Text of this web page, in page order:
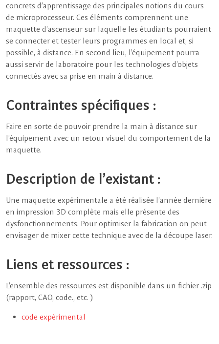
concrets d’apprentissage des principales notions du cours
de microprocesseur. Ces éléments comprennent une
maquette d’ascenseur sur laquelle les étudiants pourraient
se connecter et tester leurs programmes en local et, si
possible, à distance. En second lieu, l’équipement pourra
aussi servir de laboratoire pour les technologies d’objets
connectés avec sa prise en main à distance.
Contraintes spécifiques :
Faire en sorte de pouvoir prendre la main à distance sur
l’équipement avec un retour visuel du comportement de la
maquette.
Description de l’existant :
Une maquette expérimentale a été réalisée l’année dernière
en impression 3D complète mais elle présente des
dysfonctionnements. Pour optimiser la fabrication on peut
envisager de mixer cette technique avec de la découpe laser.
Liens et ressources :
L’ensemble des ressources est disponible dans un fichier .zip
(rapport, CAO, code., etc. )
code expérimental